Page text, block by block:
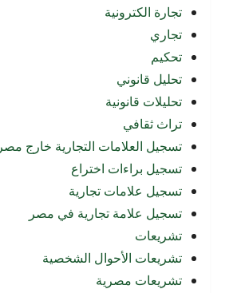
تجارة الكترونية
تجاري
تحكيم
تحليل قانوني
تحليلات قانونية
تراث ثقافي
تسجيل العلامات التجارية خارج مصر
تسجيل براءات اختراع
تسجيل علامات تجارية
تسجيل علامة تجارية في مصر
تشريعات
تشريعات الأحوال الشخصية
تشريعات مصرية